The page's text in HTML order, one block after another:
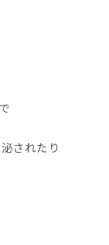
されたり